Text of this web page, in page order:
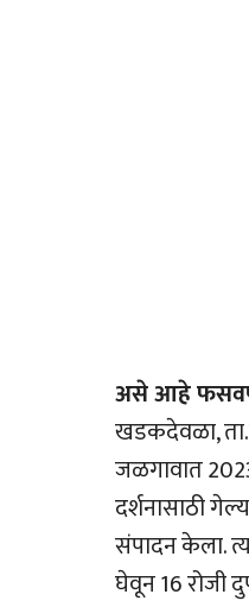
असे आहे
खडकदेवळा,
जळगावात
दर्शनासाठी
संपादन केला.
घेवून 16 रोजी